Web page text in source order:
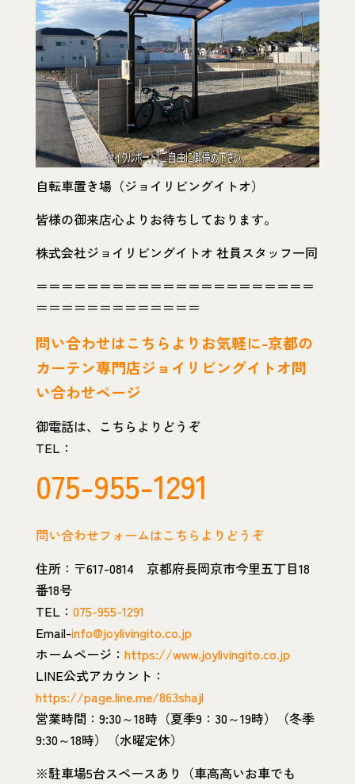
自転車置き場（ジョイリビングイトオ）
皆様の御来店心よりお待ちしております。
株式会社ジョイリビングイトオ 社員スタッフ一同
＝＝＝＝＝＝＝＝＝＝＝＝＝＝＝＝＝＝＝＝＝＝
＝＝＝＝＝＝＝＝＝＝＝＝＝
問い合わせはこちらよりお気軽に-京都の
カーテン専門店ジョイリビングイトオ問
い合わせページ
御電話は、こちらよりどうぞ
TEL：
075-955-1291
問い合わせフォームはこちらよりどうぞ
住所：〒617-0814 京都府長岡京市今里五丁目18
番18号
TEL： 075-955-1291
Email-info@joylivingito.co.jp
ホームページ： https://www.joylivingito.co.jp
LINE公式アカウント：
https://page.line.me/863shajl
営業時間：9:30～18時（夏季9：30～19時）（冬季
9:30～18時）（水曜定休）
※駐車場5台スペースあり（車高高いお車でも